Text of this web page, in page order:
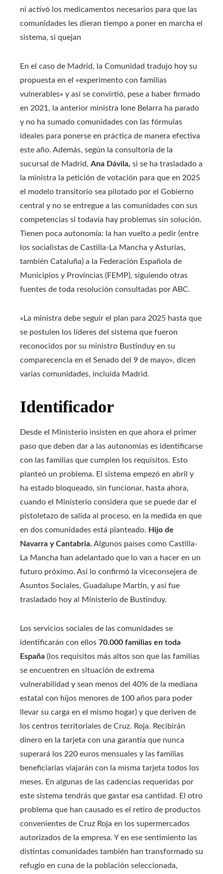
ni activó los medicamentos necesarios para que las
comunidades les dieran tiempo a poner en marcha el
sistema, si quejan
En el caso de Madrid, la Comunidad tradujo hoy su
propuesta en el «experimento con familias
vulnerables» y así se convirtió, pese a haber firmado
en 2021, la anterior ministra Ione Belarra ha parado
y no ha sumado comunidades con las fórmulas
ideales para ponerse en práctica de manera efectiva
este año. Además, según la consultoría de la
sucursal de Madrid, Ana Dávila, si se ha trasladado a
la ministra la petición de votación para que en 2025
el modelo transitorio sea pilotado por el Gobierno
central y no se entregue a las comunidades con sus
competencias si todavía hay problemas sin solución.
Tienen poca autonomía: la han vuelto a pedir (entre
los socialistas de Castilla-La Mancha y Asturias,
también Cataluña) a la Federación Española de
Municipios y Provincias (FEMP), siguiendo otras
fuentes de toda resolución consultadas por ABC.
«La ministra debe seguir el plan para 2025 hasta que
se postulen los líderes del sistema que fueron
reconocidos por su ministro Bustinduy en su
comparecencia en el Senado del 9 de mayo», dicen
varias comunidades, incluida Madrid.
Identificador
Desde el Ministerio insisten en que ahora el primer
paso que deben dar a las autonomías es identificarse
con las familias que cumplen los requisitos. Esto
planteó un problema. El sistema empezó en abril y
ha estado bloqueado, sin funcionar, hasta ahora,
cuando el Ministerio considera que se puede dar el
pistoletazo de salida al proceso, en la medida en que
en dos comunidades está planteado. Hijo de
Navarra y Cantabria. Algunos países como Castilla-
La Mancha han adelantado que lo van a hacer en un
futuro próximo. Así lo confirmó la viceconsejera de
Asuntos Sociales, Guadalupe Martín, y así fue
trasladado hoy al Ministerio de Bustinduy.
Los servicios sociales de las comunidades se
identificarán con ellos 70.000 familias en toda
España (los requisitos más altos son que las familias
se encuentren en situación de extrema
vulnerabilidad y sean menos del 40% de la mediana
estatal con hijos menores de 100 años para poder
llevar su carga en el mismo hogar) y que deriven de
los centros territoriales de Cruz. Roja. Recibirán
dinero en la tarjeta con una garantía que nunca
superará los 220 euros mensuales y las familias
beneficiarias viajarán con la misma tarjeta todos los
meses. En algunas de las cadencias requeridas por
este sistema tendrás que gastar esa cantidad. El otro
problema que han causado es el retiro de productos
convenientes de Cruz Roja en los supermercados
autorizados de la empresa. Y en ese sentimiento las
distintas comunidades también han transformado su
refugio en cuna de la población seleccionada,